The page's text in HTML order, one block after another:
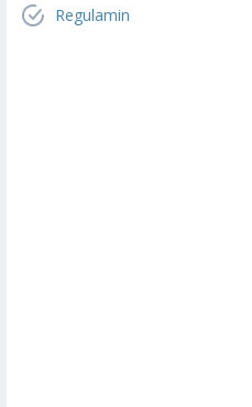
Regulamin